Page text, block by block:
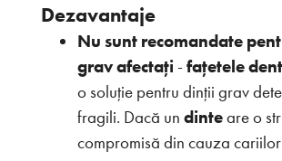
Dezavantaje
Nu sunt recomandate
grav afectați -fațetele
o soluție pentru dinții grav
fragili. Dacă un dinteare o
compromisă din cauza